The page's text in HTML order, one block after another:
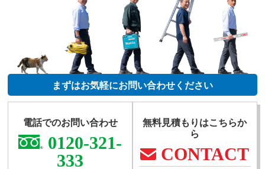
まずはお気軽にお問い合わせください
電話でのお問い合わせ
0120-321-
333
無料見積もりはこちらか
ら
CONTACT